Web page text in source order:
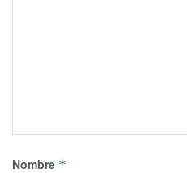
Nombre *